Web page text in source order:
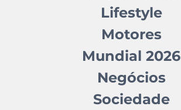
Lifestyle
Motores
Mundial 2026
Negócios
Sociedade